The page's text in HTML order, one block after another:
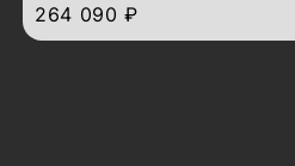
264 090 ₽